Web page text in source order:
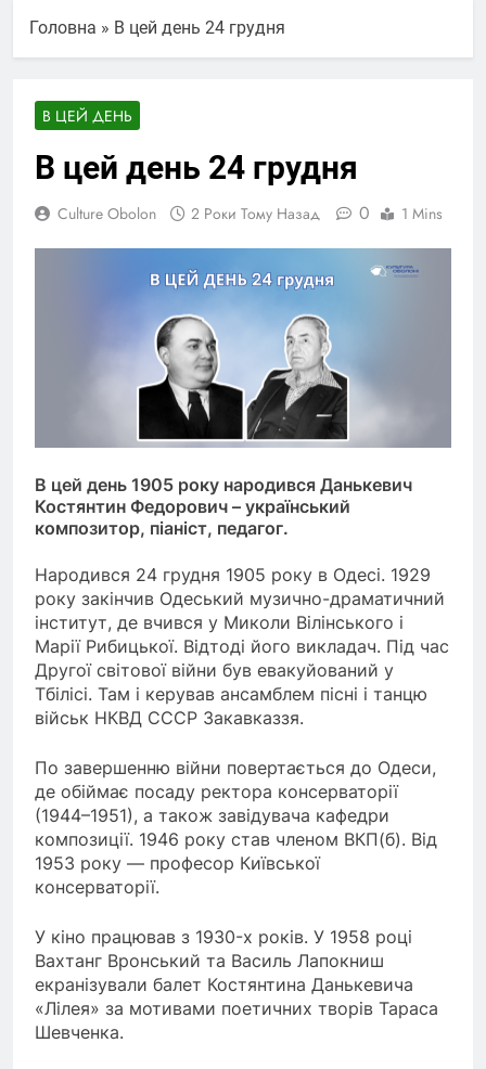
Головна » В цей день 24 грудня
В ЦЕЙ ДЕНЬ
В цей день 24 грудня
Culture Obolon 2 Роки Тому Назад 0 1 Mins
В цей день 1905 року народився Данькевич
Костянтин Федорович – український
композитор, піаніст, педагог.
Народився 24 грудня 1905 року в Одесі. 1929
року закінчив Одеський музично-драматичний
інститут, де вчився у Миколи Вілінського і
Марії Рибицької. Відтоді його викладач. Під час
Другої світової війни був евакуйований у
Тбілісі. Там і керував ансамблем пісні і танцю
військ НКВД СССР Закавказзя.
По завершенню війни повертається до Одеси,
де обіймає посаду ректора консерваторії
(1944–1951), а також завідувача кафедри
композиції. 1946 року став членом ВКП(б). Від
1953 року — професор Київської
консерваторії.
У кіно працював з 1930-х років. У 1958 році
Вахтанг Вронський та Василь Лапокниш
екранізували балет Костянтина Данькевича
«Лілея» за мотивами поетичних творів Тараса
Шевченка.